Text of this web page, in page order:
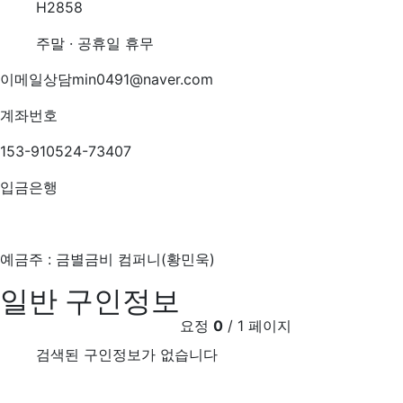
H2858
주말 · 공휴일 휴무
이메일상담min0491@naver.com
계좌번호
153-910524-73407
입금은행
예금주 : 금별금비 컴퍼니(황민욱)
일반 구인정보
요정 0 / 1 페이지
검색된 구인정보가 없습니다